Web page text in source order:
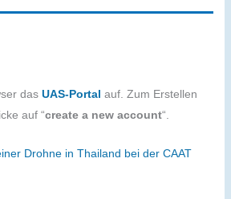
das UAS-Portal auf. Zum Erstellen
auf “create a new account“.